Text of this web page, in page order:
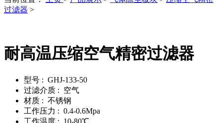
过滤器 >
耐高温压缩空气精密过滤器
型号 : GHJ-133-50
过滤介质 : 空气
材质 : 不锈钢
工作压力 : 0.4-0.6Mpa
工作温度 : 10-80℃